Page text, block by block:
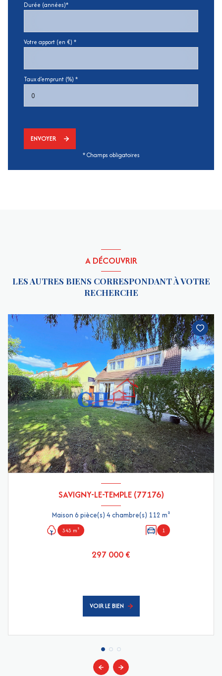
Durée (années)*
Votre apport (en €) *
Taux d'emprunt (%) *
ENVOYER
* Champs obligatoires
A DÉCOUVRIR
LES AUTRES BIENS CORRESPONDANT À VOTRE
RECHERCHE
SAVIGNY-LE-TEMPLE (77176)
Maison 6 pièce(s) 4 chambre(s) 112 m²
343 m² 1
297 000 €
VOIR LE BIEN